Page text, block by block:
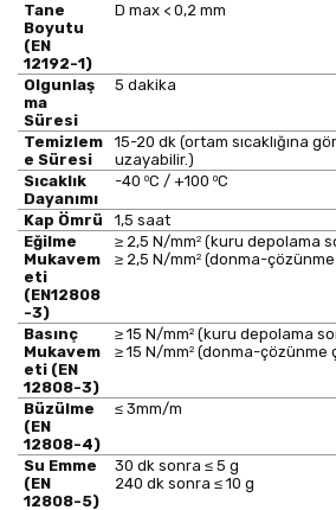
Tane
Boyutu
(EN
12192-1)
D max < 0,2 mm
Olgunlaş
ma
Süresi
5 dakika
Temizlem
e Süresi
15-20 dk (ortam sıcaklığına
uzayabilir.)
Sıcaklık
Dayanımı
-40 0C / +100 0C
Kap Ömrü
1,5 saat
Eğilme
Mukavem
eti
(EN12808
-3)
≥ 2,5 N/mm2 (kuru depolama
≥ 2,5 N/mm2 (donma-
Basınç
Mukavem
eti (EN
12808-3)
≥ 15 N/mm2 (kuru depolama
≥ 15 N/mm2 (donma-çözünme
Büzülme
(EN
12808-4)
≤ 3mm/m
Su Emme
(EN
12808-5)
30 dk sonra ≤ 5 g
240 dk sonra ≤ 10 g